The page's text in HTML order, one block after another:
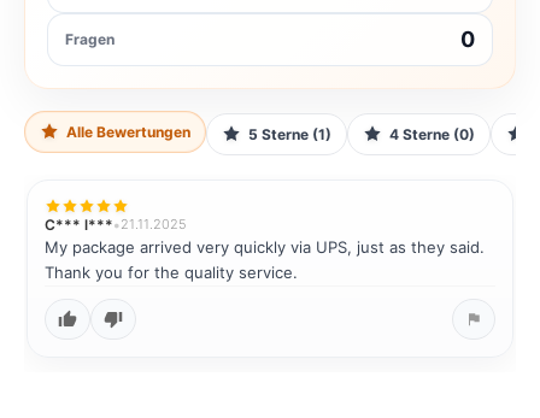
Fragen 0
Alle Bewertungen 5 Sterne (1) 4 Sterne (0)
C*** l***•21.11.2025
My package arrived very quickly via UPS, just as they said.
Thank you for the quality service.